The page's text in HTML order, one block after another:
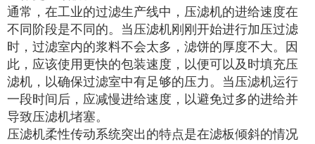
通常，在工业的过滤生产线中，压滤机的进给速度在
不同阶段是不同的。当压滤机刚刚开始进行加压过滤
时，过滤室内的浆料不会太多，滤饼的厚度不大。因
此，应该使用更快的包装速度，以便可以及时填充压
滤机，以确保过滤室中有足够的压力。当压滤机运行
一段时间后，应减慢进给速度，以避免过多的进给并
导致压滤机堵塞。
压滤机柔性传动系统突出的特点是在滤板倾斜的情况